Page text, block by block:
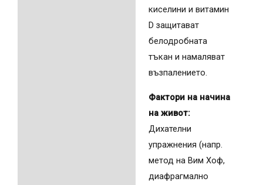
киселини и витамин
D защитават
белодробната
тъкан и намаляват
възпалението.
Фактори на начина
на живот:
Дихателни
упражнения (напр.
метод на Вим Хоф,
диафрагмално